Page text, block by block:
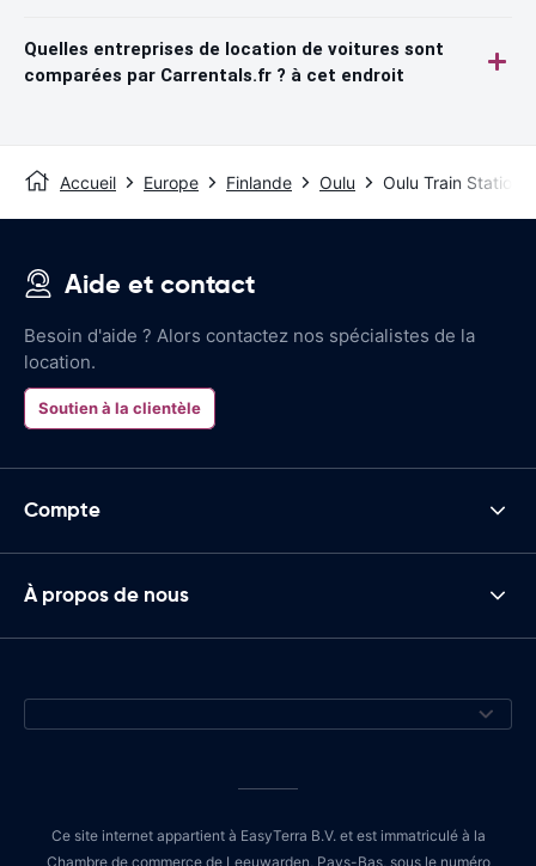
Quelles entreprises de location de voitures sont
comparées par Carrentals.fr ? à cet endroit
Accueil Europe Finlande Oulu Oulu Train Station
Aide et contact
Besoin d'aide ? Alors contactez nos spécialistes de la
location.
Soutien à la clientèle
Compte
À propos de nous
Ce site internet appartient à EasyTerra B.V. et est immatriculé à la
Chambre de commerce de Leeuwarden, Pays-Bas, sous le numéro